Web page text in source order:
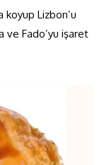
koyup Lizbon’u
ve Fado’yu işaret